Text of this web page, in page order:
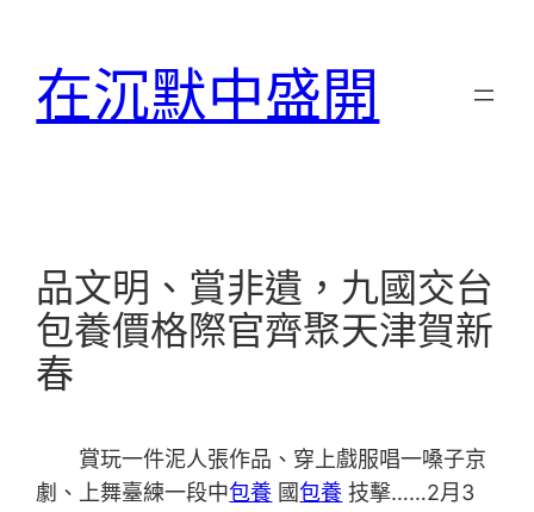
在沉默中盛開
品文明、賞非遺，九國交台
包養價格際官齊聚天津賀新
春
賞玩一件泥人張作品、穿上戲服唱一嗓子京
劇、上舞臺練一段中包養 國包養 技擊……2月3